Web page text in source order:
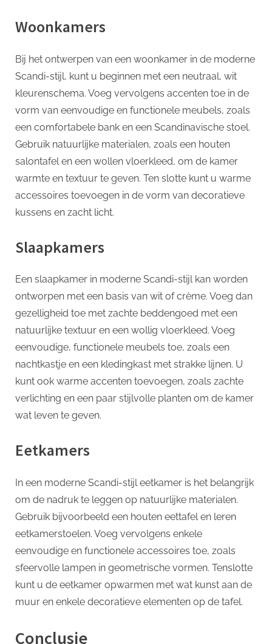
Woonkamers
Bij het ontwerpen van een woonkamer in de moderne
Scandi-stijl, kunt u beginnen met een neutraal, wit
kleurenschema. Voeg vervolgens accenten toe in de
vorm van eenvoudige en functionele meubels, zoals
een comfortabele bank en een Scandinavische stoel.
Gebruik natuurlijke materialen, zoals een houten
salontafel en een wollen vloerkleed, om de kamer
warmte en textuur te geven. Ten slotte kunt u warme
accessoires toevoegen in de vorm van decoratieve
kussens en zacht licht.
Slaapkamers
Een slaapkamer in moderne Scandi-stijl kan worden
ontworpen met een basis van wit of crème. Voeg dan
gezelligheid toe met zachte beddengoed met een
natuurlijke textuur en een wollig vloerkleed. Voeg
eenvoudige, functionele meubels toe, zoals een
nachtkastje en een kledingkast met strakke lijnen. U
kunt ook warme accenten toevoegen, zoals zachte
verlichting en een paar stijlvolle planten om de kamer
wat leven te geven.
Eetkamers
In een moderne Scandi-stijl eetkamer is het belangrijk
om de nadruk te leggen op natuurlijke materialen.
Gebruik bijvoorbeeld een houten eettafel en leren
eetkamerstoelen. Voeg vervolgens enkele
eenvoudige en functionele accessoires toe, zoals
sfeervolle lampen in geometrische vormen. Tenslotte
kunt u de eetkamer opwarmen met wat kunst aan de
muur en enkele decoratieve elementen op de tafel.
Conclusie